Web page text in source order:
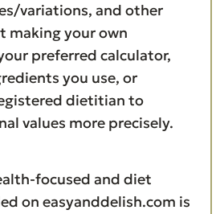
variations, and other
making your own
preferred calculator,
you use, or
dietitian to
values more precisely.
on easyanddelish.com is